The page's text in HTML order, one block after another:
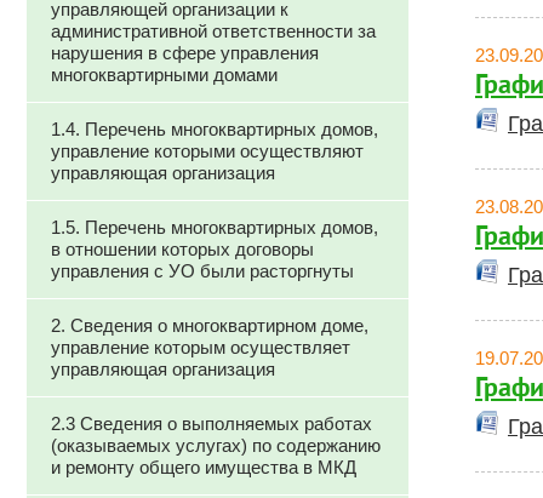
управляющей организации к
административной ответственности за
нарушения в сфере управления
многоквартирными домами
1.4. Перечень многоквартирных домов,
управление которыми осуществляют
управляющая организация
1.5. Перечень многоквартирных домов,
в отношении которых договоры
управления с УО были расторгнуты
2. Сведения о многоквартирном доме,
управление которым осуществляет
управляющая организация
2.3 Сведения о выполняемых работах
(оказываемых услугах) по содержанию
и ремонту общего имущества в МКД